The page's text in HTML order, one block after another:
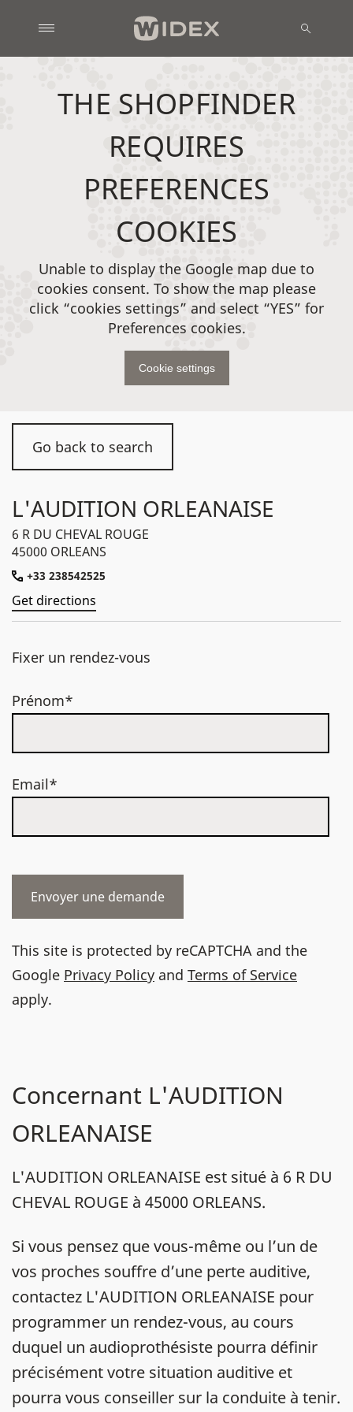
Go back to search
L'AUDITION ORLEANAISE
6 R DU CHEVAL ROUGE
45000 ORLEANS
+33 238542525
Get directions
Fixer un rendez-vous
Prénom*
Email*
This site is protected by reCAPTCHA and the
Google Privacy Policy and Terms of Service
apply.
Concernant L'AUDITION
ORLEANAISE
L'AUDITION ORLEANAISE est situé à 6 R DU
CHEVAL ROUGE à 45000 ORLEANS.
Si vous pensez que vous-même ou l’un de
vos proches souffre d’une perte auditive,
contactez L'AUDITION ORLEANAISE pour
programmer un rendez-vous, au cours
duquel un audioprothésiste pourra définir
précisément votre situation auditive et
pourra vous conseiller sur la conduite à tenir.
THE SHOPFINDER
REQUIRES
PREFERENCES
COOKIES
Unable to display the Google map due to
cookies consent. To show the map please
click “cookies settings” and select “YES” for
Preferences cookies.
Cookie settings